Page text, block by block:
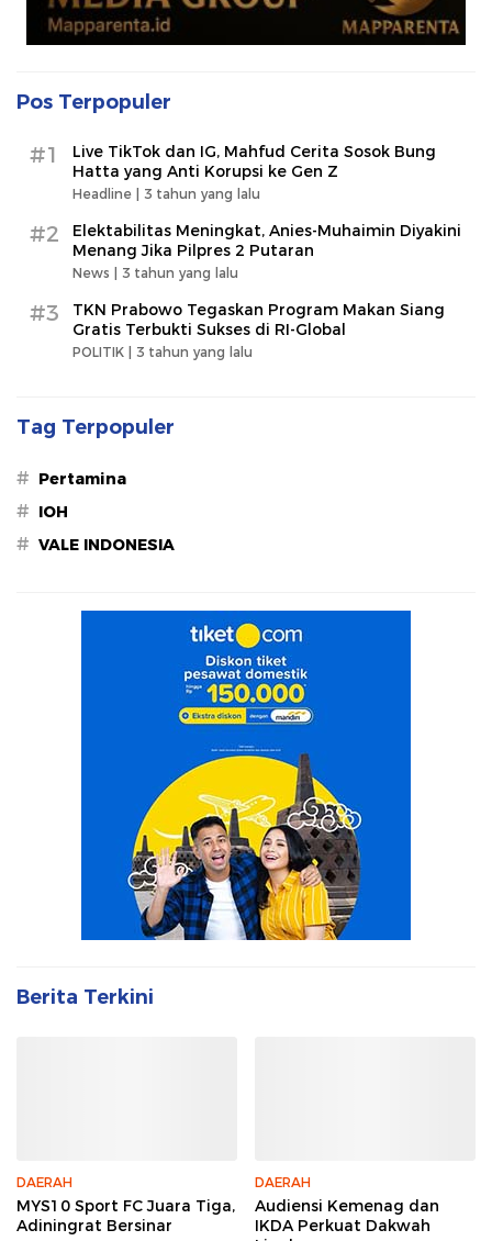
Pos Terpopuler
#1
Live TikTok dan IG, Mahfud Cerita Sosok Bung
Hatta yang Anti Korupsi ke Gen Z
Headline | 3 tahun yang lalu
#2
Elektabilitas Meningkat, Anies-Muhaimin Diyakini
Menang Jika Pilpres 2 Putaran
News | 3 tahun yang lalu
#3
TKN Prabowo Tegaskan Program Makan Siang
Gratis Terbukti Sukses di RI-Global
POLITIK | 3 tahun yang lalu
Tag Terpopuler
# Pertamina
# IOH
# VALE INDONESIA
Berita Terkini
DAERAH
MYS10 Sport FC Juara Tiga,
Adiningrat Bersinar
DAERAH
Audiensi Kemenag dan
IKDA Perkuat Dakwah